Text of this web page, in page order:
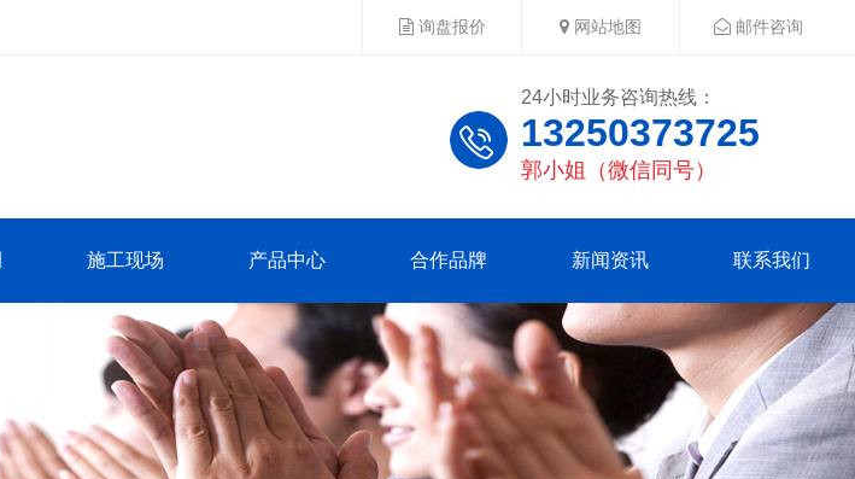
询盘报价 网站地图 邮件咨询
24小时业务咨询热线：
13250373725
郭小姐（微信同号）
施工现场 产品中心 合作品牌 新闻资讯 联系我们